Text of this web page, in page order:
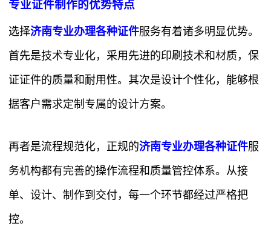
专业证件制作的优势特点
选择济南专业办理各种证件服务有着诸多明显优势。
首先是技术专业化，采用先进的印刷技术和材质，保
证证件的质量和耐用性。其次是设计个性化，能够根
据客户需求定制专属的设计方案。
再者是流程规范化，正规的济南专业办理各种证件服
务机构都有完善的操作流程和质量管控体系。从接
单、设计、制作到交付，每一个环节都经过严格把
控。